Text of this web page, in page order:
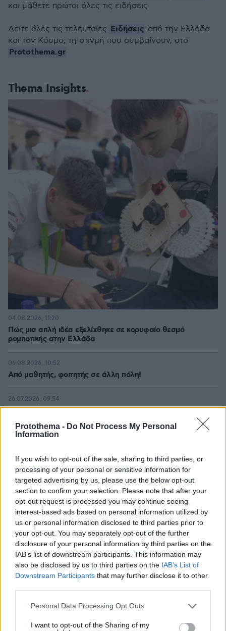
Protothema - Do Not Process My Personal
Information
If you wish to opt-out of the sale, sharing to third parties, or
processing of your personal or sensitive information for
targeted advertising by us, please use the below opt-out
section to confirm your selection. Please note that after your
opt-out request is processed you may continue seeing
interest-based ads based on personal information utilized by
us or personal information disclosed to third parties prior to
your opt-out. You may separately opt-out of the further
disclosure of your personal information by third parties on the
IAB’s list of downstream participants. This information may
also be disclosed by us to third parties on the IAB’s List of
Downstream Participants that may further disclose it to other
Please note that this website/app uses one or more Google
not limited to your visit or usage behaviour. You may click to
Personal Data Processing Opt Outs
I want to opt-out of the Sharing of my
Thema Insights
Πώς μια απλή ιδέα εξελίχθηκε σε κορυφαίο θεσμό
ρομποτικής στην Ελλάδα
04.08.2026, 11:20
Από μαθητής, φοιτητής σε άλλη πόλη!
06.08.2026, 10:52
Επαγγελματική Εκπαίδευση & Εξειδίκευση: Το Mοντέλο που
26.07.2026, 09:54
και μάθετε πρώτοι όλες τις ειδήσεις
Δείτε όλες τις τελευταίες Ειδήσεις από την Ελλάδα
και τον Κόσμο, τη στιγμή που συμβαίνουν, στο
Protothema.gr
ΡΟΗ ΕΙΔΗΣΕΩΝ
Ειδήσεις Δημοφιλή Σχολιασμένα
Ξεπέρασε τη λοιμώδη μονοπυρήνωση ο Τεττέη, ποιες οι
πιθανότητες να προλάβει τη ρεβάνς με την ΤΣΣΚΑ 1948
πριν 7 λεπτά
Μαγνήσιο: Πόσο χρειαζόμαστε για να αποφύγουμε την
άνοια και να μη γεράσει το μυαλό
πριν 9 λεπτά
Τα 4 όνειρα που συνήθως βλέπουμε μετά τον θάνατο
του κατοικιδίου μας- Τι σημαίνουν
επισκεπτόταν ποτέ ξανά
πριν 10 λεπτά